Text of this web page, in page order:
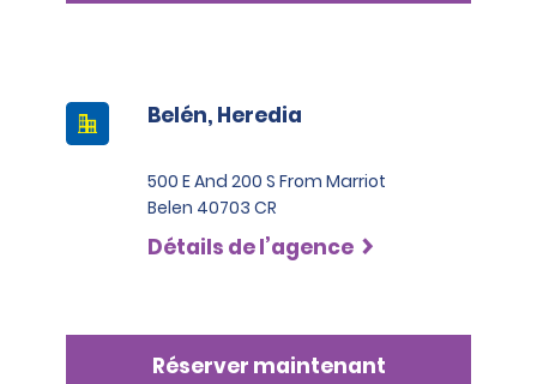
Belén, Heredia
500 E And 200 S From Marriot
Belen 40703 CR
Détails de l’agence
Réserver maintenant